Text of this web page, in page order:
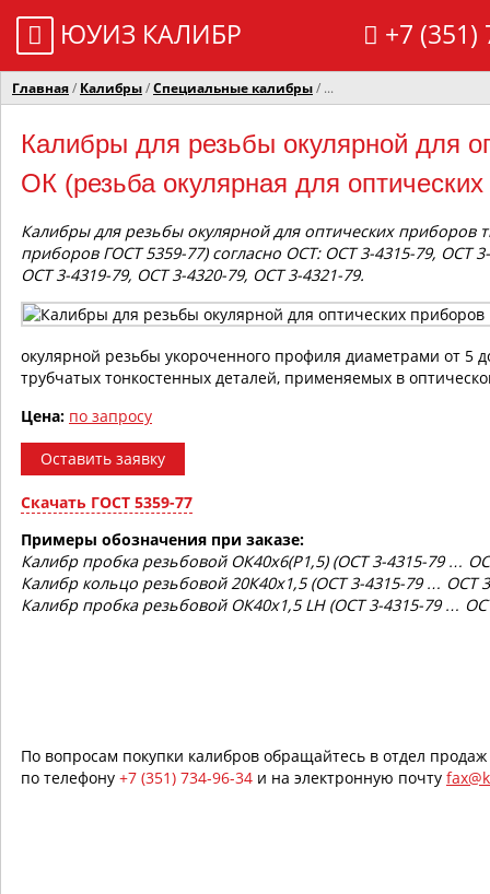
ЮУИЗ КАЛИБР +7 (351)
Главная / Калибры / Специальные калибры / ...
Калибры для резьбы окулярной для
ОК (резьба окулярная для
Калибры для резьбы окулярной для оптических приборов
приборов ГОСТ 5359-77) согласно ОСТ: ОСТ 3-4315-79, ОСТ
ОСТ 3-4319-79, ОСТ 3-4320-79, ОСТ 3-4321-79.
окулярной резьбы укороченного профиля диаметрами от 5
трубчатых тонкостенных деталей, применяемых в
Цена: по запросу
Оставить заявку
Скачать ГОСТ 5359-77
Примеры обозначения при заказе:
Калибр пробка резьбовой ОК40x6(P1,5) (ОСТ 3-4315-79 …
Калибр кольцо резьбовой 20К40x1,5 (ОСТ 3-4315-79 … ОСТ
Калибр пробка резьбовой ОК40x1,5 LH (ОСТ 3-4315-79 …
По вопросам покупки калибров обращайтесь в отдел продаж
по телефону +7 (351) 734-96-34 и на электронную почту